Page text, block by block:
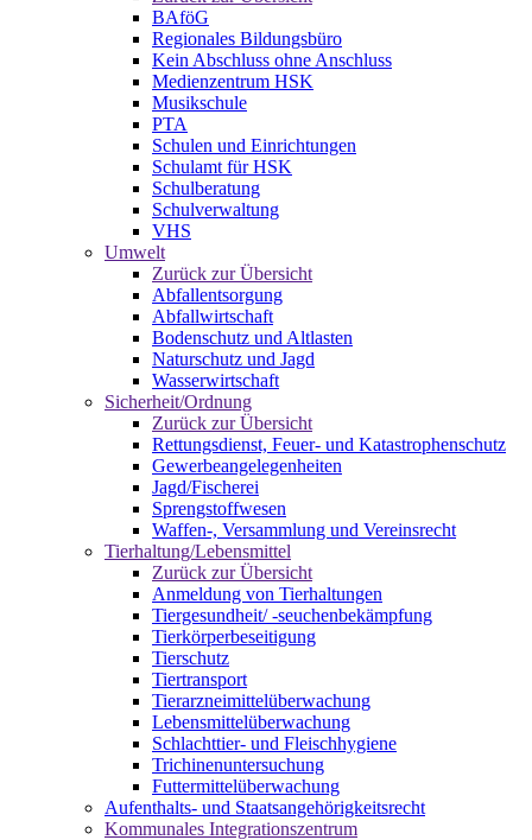
BAföG
Regionales Bildungsbüro
Kein Abschluss ohne Anschluss
Medienzentrum HSK
Musikschule
PTA
Schulen und Einrichtungen
Schulamt für HSK
Schulberatung
Schulverwaltung
VHS
Umwelt
Zurück zur Übersicht
Abfallentsorgung
Abfallwirtschaft
Bodenschutz und Altlasten
Naturschutz und Jagd
Wasserwirtschaft
Sicherheit/Ordnung
Zurück zur Übersicht
Rettungsdienst, Feuer- und Katastrophenschutz
Gewerbeangelegenheiten
Jagd/Fischerei
Sprengstoffwesen
Waffen-, Versammlung und Vereinsrecht
Tierhaltung/Lebensmittel
Zurück zur Übersicht
Anmeldung von Tierhaltungen
Tiergesundheit/ -seuchenbekämpfung
Tierkörperbeseitigung
Tierschutz
Tiertransport
Tierarzneimittelüberwachung
Lebensmittelüberwachung
Schlachttier- und Fleischhygiene
Trichinenuntersuchung
Futtermittelüberwachung
Aufenthalts- und Staatsangehörigkeitsrecht
Kommunales Integrationszentrum